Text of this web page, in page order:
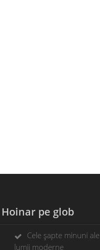
Hoinar pe glob
Cele șapte minuni ale
lumii moderne